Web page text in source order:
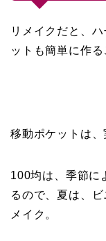
リメイクだと、
ットも簡単に作る
移動ポケットは、
100均は、季節に
るので、夏は、
メイク。